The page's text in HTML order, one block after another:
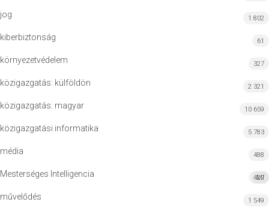
jog 1 802
kiberbiztonság 61
környezetvédelem 327
közigazgatás: külföldön 2 321
közigazgatás: magyar 10 659
közigazgatási informatika 5 783
média 488
Mesterséges Intelligencia MI
427
művelődés 1 549